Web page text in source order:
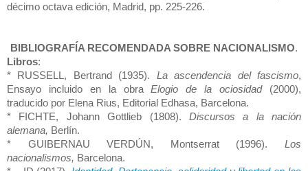
décimo octava edición, Madrid, pp. 225-226.
BIBLIOGRAFÍA RECOMENDADA SOBRE NACIONALISMO.
Libros:
* RUSSELL, Bertrand (1935). La ascendencia del fascismo,
Ensayo incluido en la obraElogio de la ociosidad(2000),
traducido por Elena Rius, Editorial Edhasa, Barcelona.
* FICHTE, Johann Gottlieb (1808). Discursos a la nación
alemana, Berlín.
* GUIBERNAU VERDÚN, Montserrat (1996). Los
nacionalismos, Barcelona.